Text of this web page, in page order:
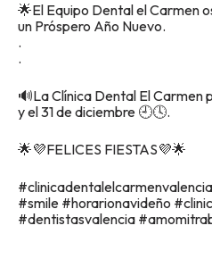
🌟El Equipo Dental el Carmen
un Próspero Año Nuevo.
.
.
🔊La Clínica Dental El Carmen
y el 31 de diciembre 🕘🕓.
🌟💜FELICES FIESTAS💜🌟
#smile #horarionavideño
#dentistasvalencia